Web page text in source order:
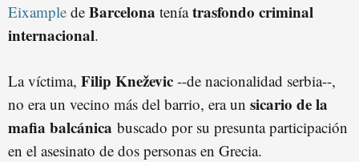
Eixample de Barcelona teníatrasfondo criminal
internacional.
La víctima, Filip Kneževic --de nacionalidad serbia--,
no era un vecino más del barrio, era un sicario de la
mafia balcánica buscado por su presunta participación
en el asesinato de dos personas en Grecia.